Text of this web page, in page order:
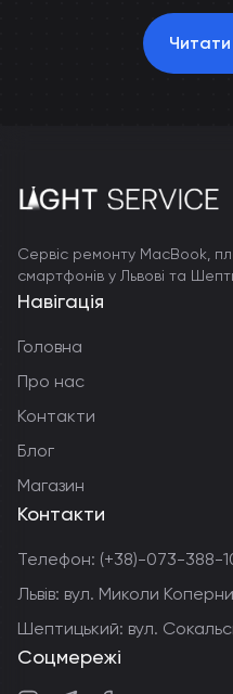
Читати
Сервіс ремонту MacBook,
смартфонів у Львові та
Навігація
Головна
Про нас
Контакти
Блог
Магазин
Контакти
Телефон: (+38)-073-388-
Львів: вул. Миколи
Шептицький: вул.
Соцмережі